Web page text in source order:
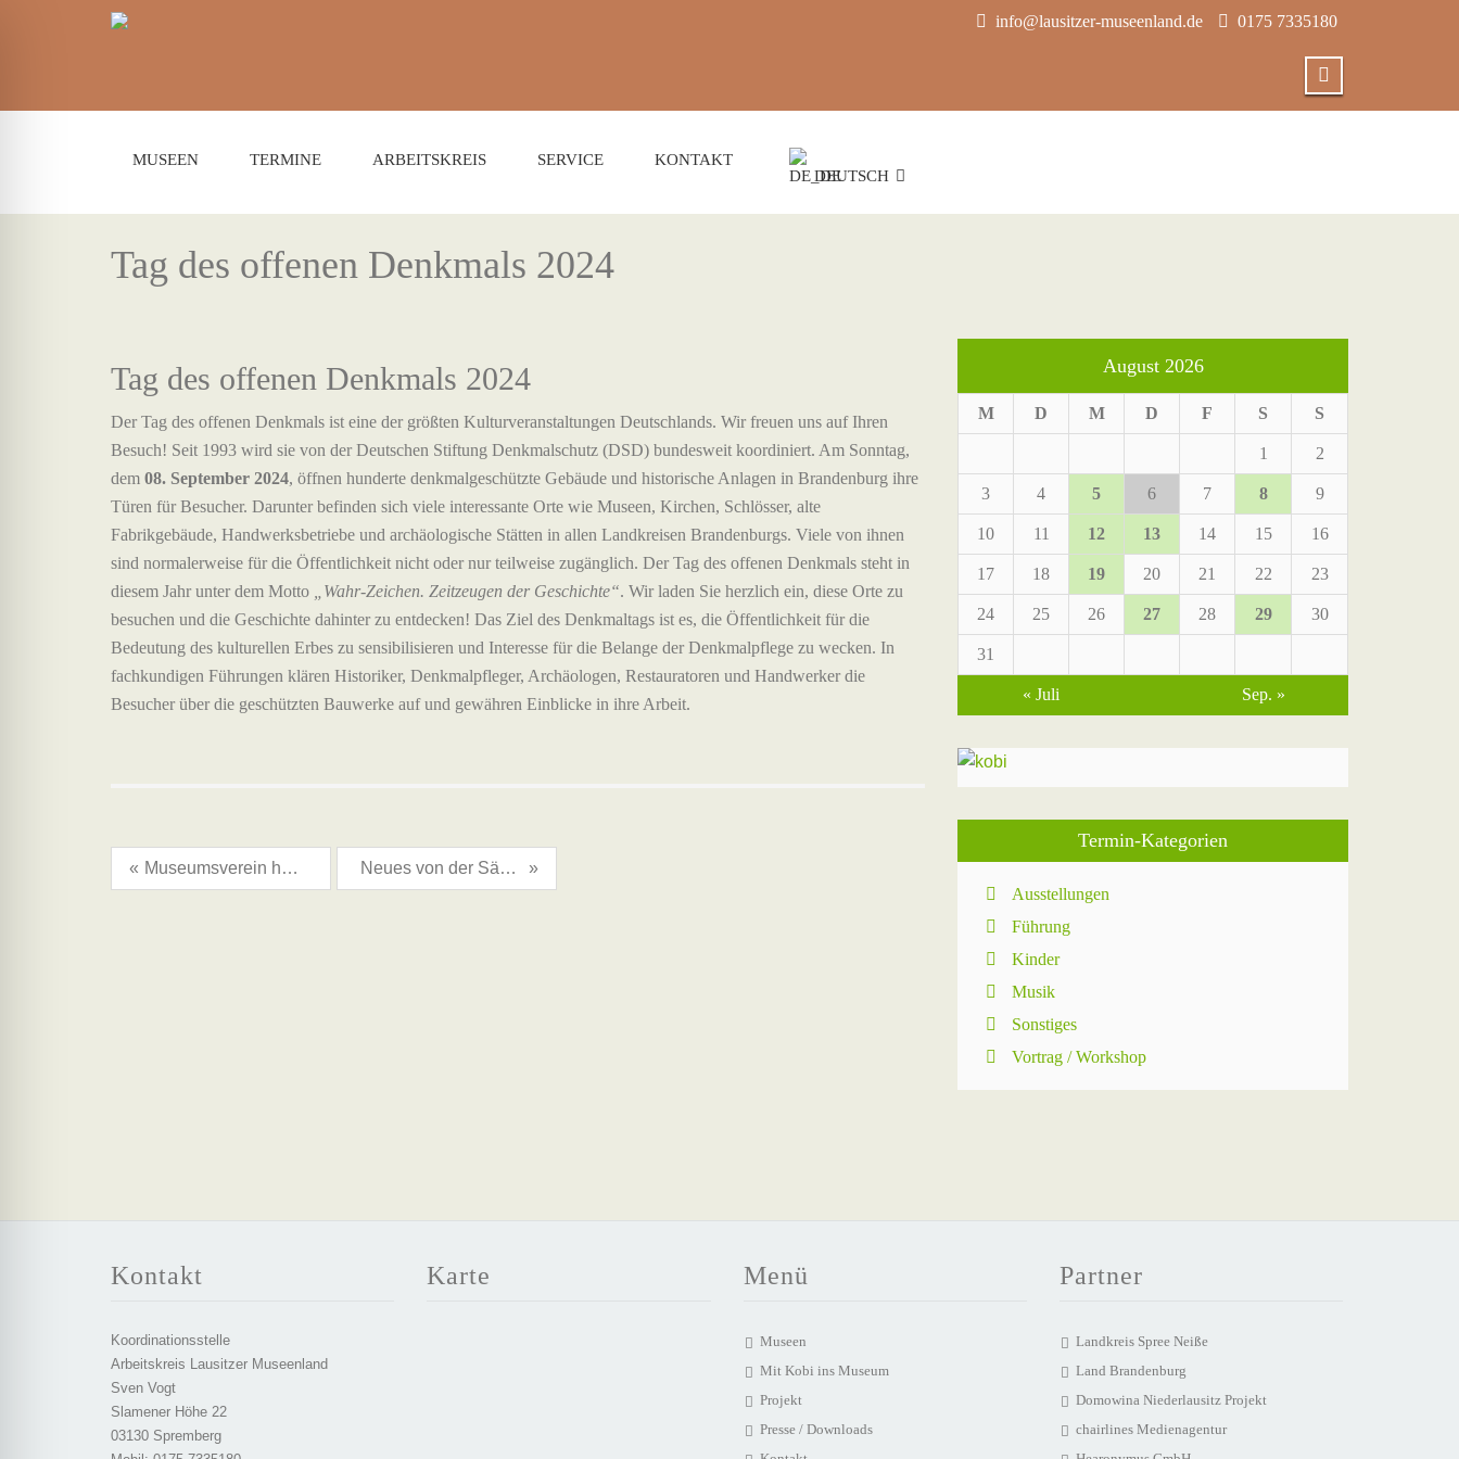
info@lausitzer-museenland.de 0175 7335180
MUSEEN TERMINE ARBEITSKREIS SERVICE
KONTAKT
DEUTSCH
Tag des offenen Denkmals 2024
Tag des offenen Denkmals 2024
Der Tag des offenen Denkmals ist eine der größten Kulturveranstaltungen Deutschlands. Wir freuen uns auf Ihren
Besuch! Seit 1993 wird sie von der Deutschen Stiftung Denkmalschutz (DSD) bundesweit koordiniert. Am Sonntag,
dem 08. September 2024, öffnen hunderte denkmalgeschützte Gebäude und historische Anlagen in Brandenburg ihre
Türen für Besucher. Darunter befinden sich viele interessante Orte wie Museen, Kirchen, Schlösser, alte
Fabrikgebäude, Handwerksbetriebe und archäologische Stätten in allen Landkreisen Brandenburgs. Viele von ihnen
sind normalerweise für die Öffentlichkeit nicht oder nur teilweise zugänglich. Der Tag des offenen Denkmals steht in
diesem Jahr unter dem Motto
„Wahr-Zeichen. Zeitzeugen der Geschichte“. Wir laden Sie herzlich ein, diese Orte zu
besuchen und die Geschichte dahinter zu entdecken! Das Ziel des Denkmaltags ist es, die Öffentlichkeit für die
Bedeutung des kulturellen Erbes zu sensibilisieren und Interesse für die Belange der Denkmalpflege zu wecken. In
fachkundigen Führungen klären Historiker, Denkmalpfleger, Archäologen, Restauratoren und Handwerker die
Besucher über die geschützten Bauwerke auf und gewähren Einblicke in ihre Arbeit.
« Museumsverein hofft auf Unterstützung aus der Bürgerschaft! Neues von der Sängerbank »
August 2026
M D M D F S S
1 2
3 4 5 6 7 8 9
10 11 12 13 14 15 16
17 18 19 20 21 22 23
24 25 26 27 28 29 30
31
« Juli Sep. »
Termin-Kategorien
Ausstellungen
Führung
Kinder
Musik
Sonstiges
Vortrag / Workshop
Kontakt
Koordinationsstelle
Arbeitskreis Lausitzer Museenland
Sven Vogt
Slamener Höhe 22
03130 Spremberg
Karte Menü
Museen
Mit Kobi ins Museum
Projekt
Presse / Downloads
Partner
Landkreis Spree Neiße
Land Brandenburg
Domowina Niederlausitz Projekt
chairlines Medienagentur